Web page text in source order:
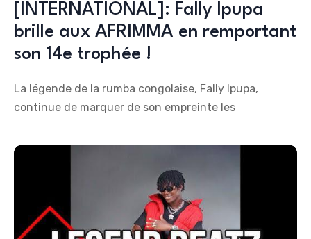
[INTERNATIONAL]: Fally Ipupa
brille aux AFRIMMA en remportant
son 14e trophée !
La légende de la rumba congolaise, Fally Ipupa,
continue de marquer de son empreinte les